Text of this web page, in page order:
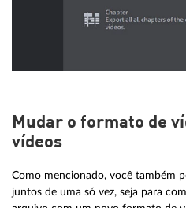
Mudar o formato de
vídeos
Como mencionado, você também
juntos de uma só vez, seja para